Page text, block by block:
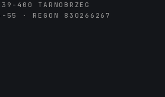
400 TARNOBRZEG
· REGON 830266267